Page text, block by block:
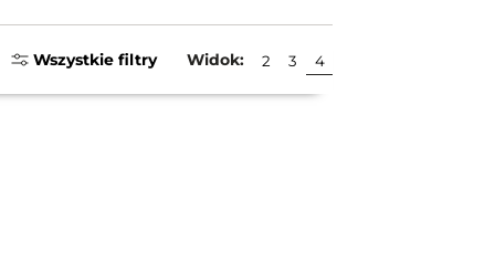
Wszystkie filtry Widok: 2 3 4